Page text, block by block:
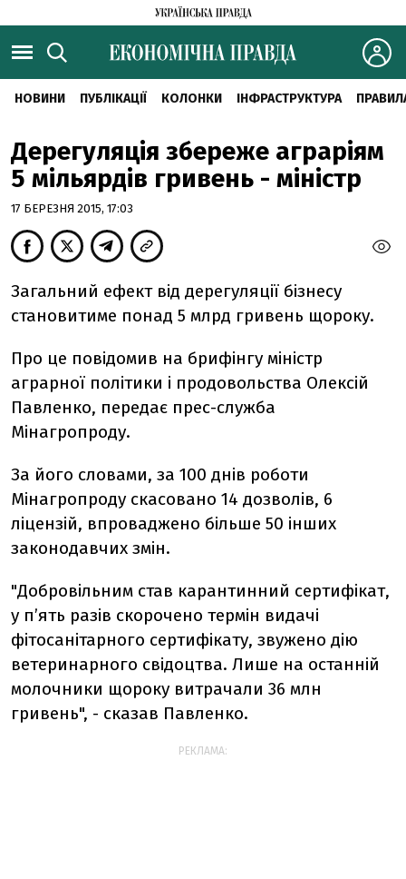
НОВИНИ ПУБЛІКАЦІЇ КОЛОНКИ ІНФРАСТРУКТУРА
Дерегуляція збереже аграріям
5 мільярдів гривень - міністр
17 БЕРЕЗНЯ 2015, 17:03
Загальний ефект від дерегуляції бізнесу
становитиме понад 5 млрд гривень щороку.
Про це повідомив на брифінгу міністр
аграрної політики і продовольства Олексій
Павленко, передає прес-служба
Мінагропроду.
За його словами, за 100 днів роботи
Мінагропроду скасовано 14 дозволів, 6
ліцензій, впроваджено більше 50 інших
законодавчих змін.
"Добровільним став карантинний сертифікат,
у п’ять разів скорочено термін видачі
фітосанітарного сертифікату, звужено дію
ветеринарного свідоцтва. Лише на останній
молочники щороку витрачали 36 млн
гривень", - сказав Павленко.
РЕКЛАМА: